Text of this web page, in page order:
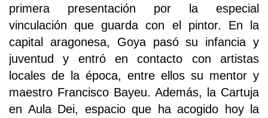
primera presentación por la especial
vinculación que guarda con el pintor. En la
capital aragonesa, Goya pasó su infancia y
juventud y entró en contacto con artistas
locales de la época, entre ellos su mentor y
maestro Francisco Bayeu. Además, la Cartuja
en Aula Dei, espacio que ha acogido hoy la